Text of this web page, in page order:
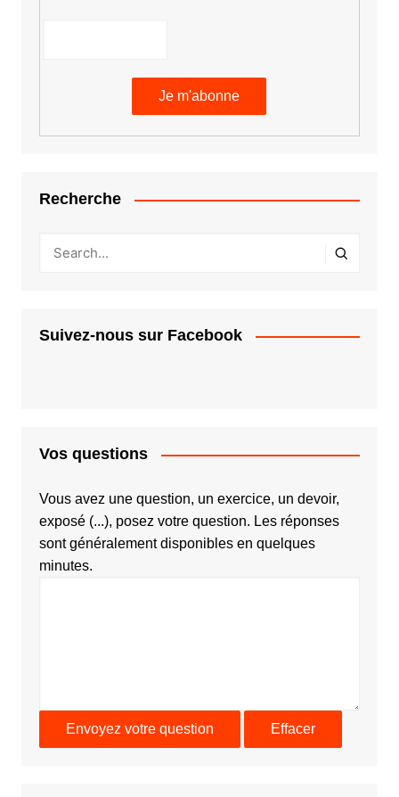
Recherche
Suivez-nous sur Facebook
Vos questions
Vous avez une question, un exercice, un devoir,
exposé (...), posez votre question. Les réponses
sont généralement disponibles en quelques
minutes.